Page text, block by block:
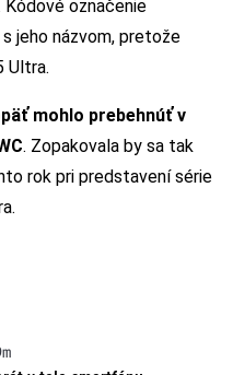
. Kódové označenie
jeho názvom, pretože
Ultra.
mohlo prebehnúť v
. Zopakovala by sa tak
rok pri predstavení série